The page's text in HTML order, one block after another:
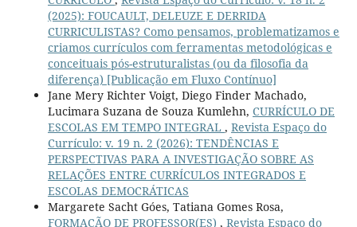
(2025): FOUCAULT, DELEUZE E DERRIDA
CURRICULISTAS? Como pensamos, problematizamos e
criamos currículos com ferramentas metodológicas e
conceituais pós-estruturalistas (ou da filosofia da
diferença) [Publicação em Fluxo Contínuo]
Jane Mery Richter Voigt, Diego Finder Machado,
Lucimara Suzana de Souza Kumlehn, CURRÍCULO DE
ESCOLAS EM TEMPO INTEGRAL , Revista Espaço do
Currículo: v. 19 n. 2 (2026): TENDÊNCIAS E
PERSPECTIVAS PARA A INVESTIGAÇÃO SOBRE AS
RELAÇÕES ENTRE CURRÍCULOS INTEGRADOS E
ESCOLAS DEMOCRÁTICAS
Margarete Sacht Góes, Tatiana Gomes Rosa,
FORMAÇÃO DE PROFESSOR(ES) , Revista Espaço do